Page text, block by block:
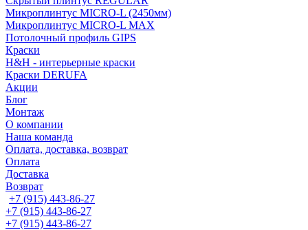
Микроплинтус MICRO-L (2450мм)
Микроплинтус MICRO-L MAX
Потолочный профиль GIPS
Краски
H&H - интерьерные краски
Краски DERUFA
Акции
Блог
Монтаж
О компании
Наша команда
Оплата, доставка, возврат
Оплата
Доставка
Возврат
+7 (915) 443-86-27
+7 (915) 443-86-27
+7 (915) 443-86-27